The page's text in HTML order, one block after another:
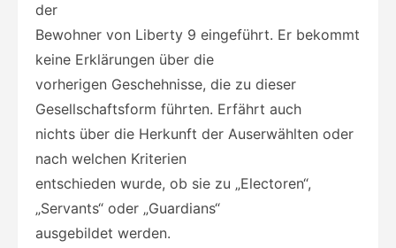
der
Bewohner von Liberty 9 eingeführt. Er bekommt
keine Erklärungen über die
vorherigen Geschehnisse, die zu dieser
Gesellschaftsform führten. Erfährt auch
nichts über die Herkunft der Auserwählten oder
nach welchen Kriterien
entschieden wurde, ob sie zu „Electoren“,
„Servants“ oder „Guardians“
ausgebildet werden.